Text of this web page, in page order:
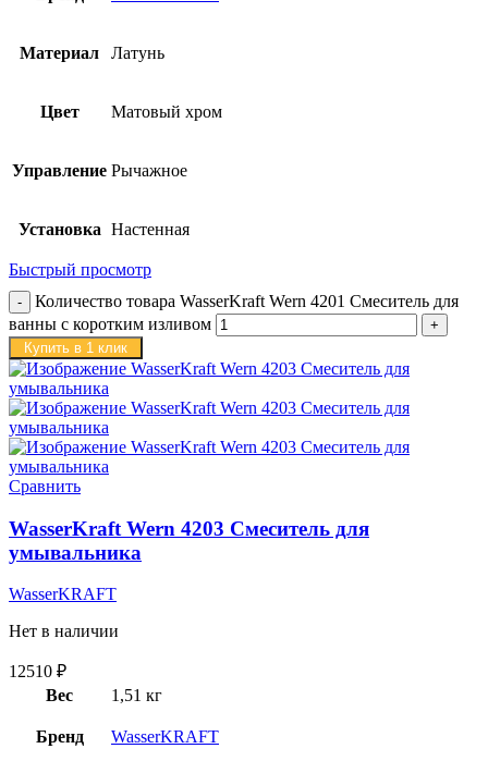
Материал Латунь
Цвет Матовый хром
Управление Рычажное
Установка Настенная
Быстрый просмотр
Количество товара WasserKraft Wern 4201 Смеситель для
ванны с коротким изливом
Купить в 1 клик
Сравнить
WasserKraft Wern 4203 Смеситель для
умывальника
WasserKRAFT
Нет в наличии
12510 ₽
Вес
1,51 кг
Бренд WasserKRAFT